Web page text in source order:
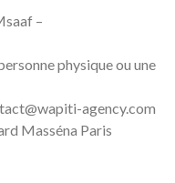
–
physique ou une
agency.com
Masséna Paris